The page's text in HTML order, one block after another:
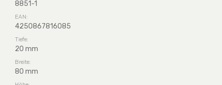
8851-1
EAN:
4250867816085
Tiefe:
20 mm
Breite:
80 mm